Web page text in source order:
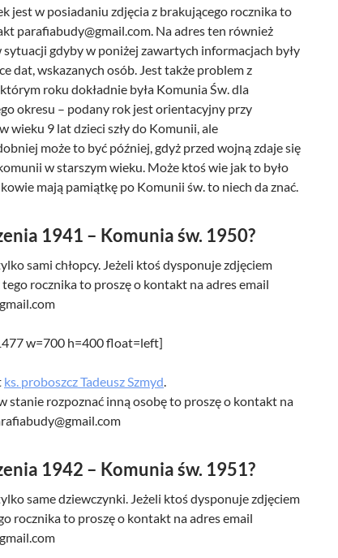
jest w posiadaniu zdjęcia z brakującego rocznika to
parafiabudy@gmail.com. Na adres ten również
sytuacji gdyby w poniżej zawartych informacjach były
dat, wskazanych osób. Jest także problem z
roku dokładnie była Komunia Św. dla
okresu – podany rok jest orientacyjny przy
wieku 9 lat dzieci szły do Komunii, ale
może to być później, gdyż przed wojną zdaje się
w starszym wieku. Może ktoś wie jak to było
mają pamiątkę po Komunii św. to niech da znać.
1941 – Komunia św. 1950?
sami chłopcy. Jeżeli ktoś dysponuje zdjęciem
rocznika to proszę o kontakt na adres email
w=700 h=400 float=left]
ks. proboszcz Tadeusz Szmyd.
stanie rozpoznać inną osobę to proszę o kontakt na
1942 – Komunia św. 1951?
same dziewczynki. Jeżeli ktoś dysponuje zdjęciem
rocznika to proszę o kontakt na adres email